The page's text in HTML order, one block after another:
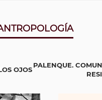
OJOS
PALENQUE.